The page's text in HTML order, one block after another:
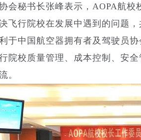
会秘书长张峰表示，AOPA航
飞行院校在发展中遇到的问题
于中国航空器拥有者及驾驶员
院校质量管理、成本控制、安
。